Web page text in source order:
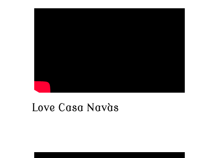
Love Casa Navàs